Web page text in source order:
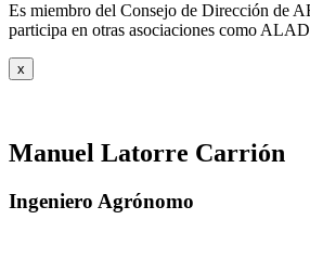
Es miembro del Consejo de Dirección de
participa en otras asociaciones como
x
Manuel Latorre Carrión
Ingeniero Agrónomo